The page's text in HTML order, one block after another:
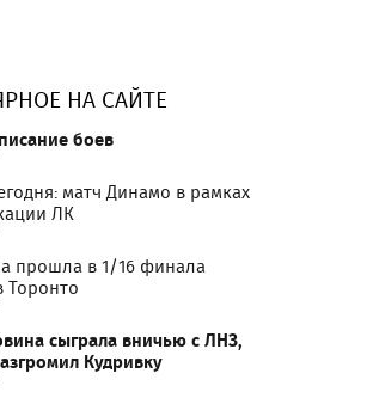
НА САЙТЕ
боев
матч Динамо в рамках
ЛК
прошла в 1/16 финала
Торонто
сыграла вничью с ЛНЗ,
Кудривку